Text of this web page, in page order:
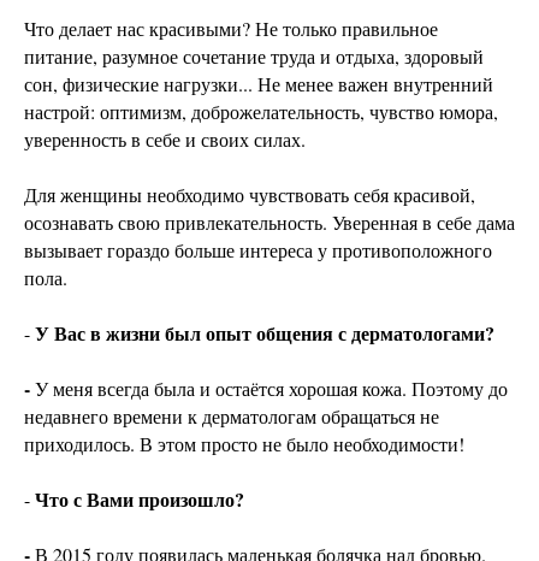
Что делает нас красивыми? Не только правильное
питание, разумное сочетание труда и отдыха, здоровый
сон, физические нагрузки... Не менее важен внутренний
настрой: оптимизм, доброжелательность, чувство юмора,
уверенность в себе и своих силах.
Для женщины необходимо чувствовать себя красивой,
осознавать свою привлекательность. Уверенная в себе дама
вызывает гораздо больше интереса у противоположного
пола.
-У Вас в жизни был опыт общения с дерматологами?
-У меня всегда была и остаётся хорошая кожа. Поэтому до
недавнего времени к дерматологам обращаться не
приходилось. В этом просто не было необходимости!
-Что с Вами произошло?
-В 2015 году появилась маленькая болячка над бровью.